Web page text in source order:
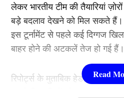
लेकर भारतीय टीम की तैयारियां
बड़े बदलाव देखने को मिल सकते
इस टूर्नामेंट से पहले कई दिग्गज
बाहर होने की अटकलें तेज हो गई हैं।
रिपोर्ट्स के मुताबिक हेड कोच